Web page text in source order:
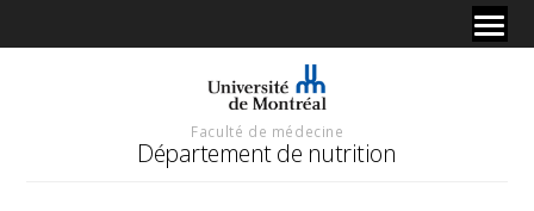
Faculté de médecine
Département de nutrition